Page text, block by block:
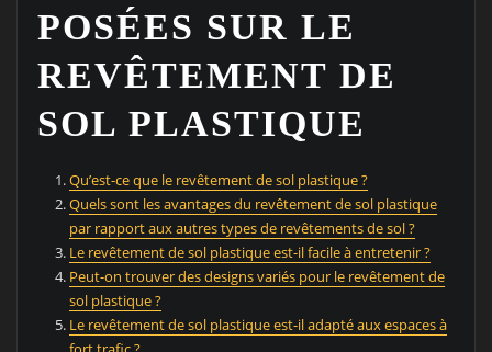
POSÉES SUR LE
REVÊTEMENT DE
SOL PLASTIQUE
Qu’est-ce que le revêtement de sol plastique ?
Quels sont les avantages du revêtement de sol plastique
par rapport aux autres types de revêtements de sol ?
Le revêtement de sol plastique est-il facile à entretenir ?
Peut-on trouver des designs variés pour le revêtement de
sol plastique ?
Le revêtement de sol plastique est-il adapté aux espaces à